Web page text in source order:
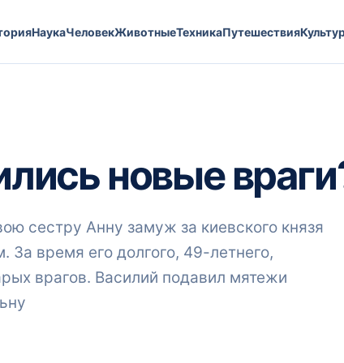
НаукаЧеловекЖивотныеТехникаПутешествия
новые
сестру Анну замуж за киевского князя
время его долгого, 49-летнего,
врагов. Василий подавил мятежи